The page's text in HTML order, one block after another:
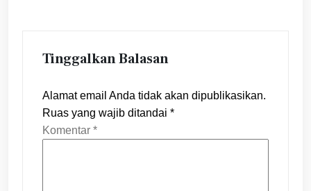
Tinggalkan Balasan
Alamat email Anda tidak akan dipublikasikan.
Ruas yang wajib ditandai *
Komentar *